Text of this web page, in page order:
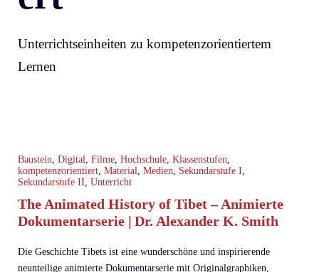
Unterrichtseinheiten zu kompetenzorientiertem
Lernen
Baustein, Digital, Filme, Hochschule, Klassenstufen,
kompetenzorientiert, Material, Medien, Sekundarstufe I,
Sekundarstufe II, Unterricht
The Animated History of Tibet – Animierte
Dokumentarserie | Dr. Alexander K. Smith
Die Geschichte Tibets ist eine wunderschöne und inspirierende
neunteilige animierte Dokumentarserie mit Originalgraphiken,